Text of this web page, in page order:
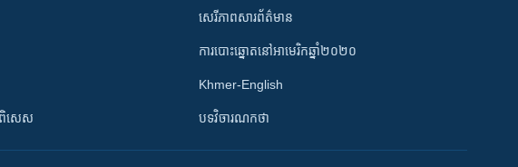
ពិសេស
សេរីភាពសារព័ត៌មាន
ការបោះឆ្នោតនៅអាមេរិកឆ្នាំ២០២០
Khmer-English
បទវិចារណកថា